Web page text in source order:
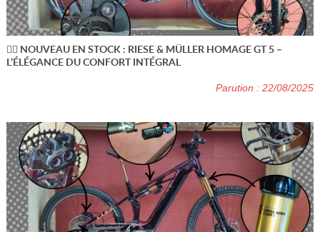
🚴‍♂️ NOUVEAU EN STOCK : RIESE & MÜLLER HOMAGE GT 5 –
L’ÉLÉGANCE DU CONFORT INTÉGRAL
Parution : 22/08/2025